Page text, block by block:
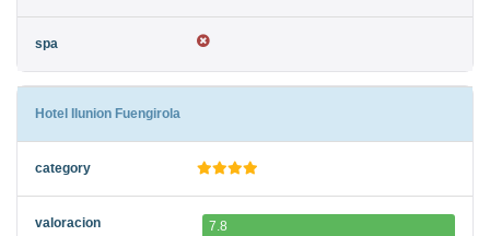
Hotel Ilunion Fuengirola
7.8